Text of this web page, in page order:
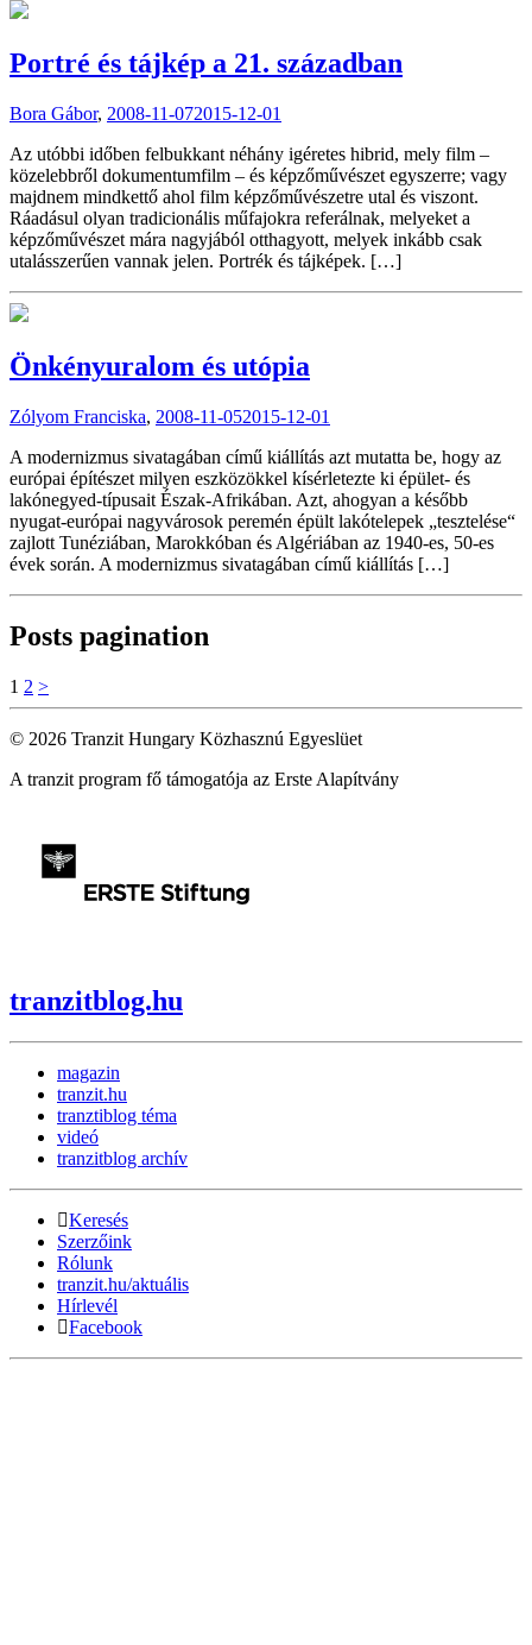
Portré és tájkép a 21. században
Bora Gábor, 2008-11-072015-12-01
Az utóbbi időben felbukkant néhány igéretes hibrid, mely film –
közelebbről dokumentumfilm – és képzőművészet egyszerre; vagy
majdnem mindkettő ahol film képzőművészetre utal és viszont.
Ráadásul olyan tradicionális műfajokra referálnak, melyeket a
képzőművészet mára nagyjából otthagyott, melyek inkább csak
utalásszerűen vannak jelen. Portrék és tájképek. […]
Önkényuralom és utópia
Zólyom Franciska, 2008-11-052015-12-01
A modernizmus sivatagában című kiállítás azt mutatta be, hogy az
európai építészet milyen eszközökkel kísérletezte ki épület- és
lakónegyed-típusait Észak-Afrikában. Azt, ahogyan a később
nyugat-európai nagyvárosok peremén épült lakótelepek „tesztelése“
zajlott Tunéziában, Marokkóban és Algériában az 1940-es, 50-es
évek során. A modernizmus sivatagában című kiállítás […]
Posts pagination
1 2 >
© 2026 Tranzit Hungary Közhasznú Egyeslüet
A tranzit program fő támogatója az Erste Alapítvány
tranzitblog.hu
magazin
tranzit.hu
tranztiblog téma
videó
tranzitblog archív
Keresés
Szerzőink
Rólunk
tranzit.hu/aktuális
Hírlevél
Facebook